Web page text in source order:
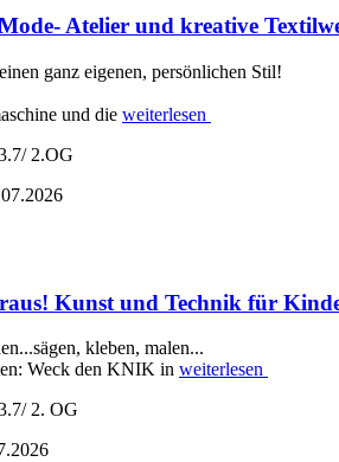
Atelier und kreative
ganz eigenen, persönlichen Stil!
und die weiterlesen
2.OG
Kunst und Technik für
kleben, malen...
Weck den KNIK in weiterlesen
2. OG